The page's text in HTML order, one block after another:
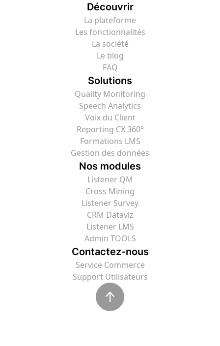
Découvrir
La plateforme
Les fonctionnalités
La société
Le blog
FAQ
Solutions
Quality Monitoring
Speech Analytics
Voix du Client
Reporting CX 360°
Formations LMS
Gestion des données
Nos modules
Listener QM
Cross Mining
Listener Survey
CRM Dataviz
Listener LMS
Admin TOOLS
Contactez-nous
Service Commerce
Support Utilisateurs